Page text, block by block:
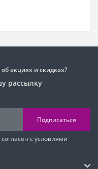
акциях и скидках?
рассылку
Подписаться
согласен с условиями